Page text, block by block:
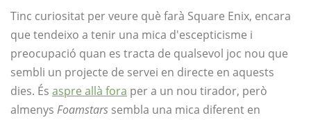
Tinc curiositat per veure què farà Square Enix, encara
que tendeixo a tenir una mica d'escepticisme i
preocupació quan es tracta de qualsevol joc nou que
sembli un projecte de servei en directe en aquests
dies. És aspre allà fora per a un nou tirador, però
almenys Foamstars sembla una mica diferent en